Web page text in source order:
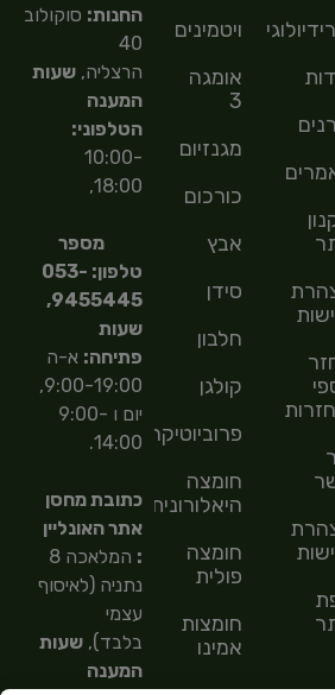
ויטמינים
אומגה
3
מגנזיום
כורכום
אבץ
סידן
חלבון
קולגן
פרוביוטיקה
חומצה
היאלורונית
חומצה
פולית
חומצות
אמינו
החנות: סוקולוב
40
הרצליה,שעות
המענה
הטלפוני:
10:00-
18:00,
מספר
טלפון: 053-
9455445,
שעות
פתיחה: א-ה
9:00-19:00,
יום ו 9:00-
14:00.
כתובת מחסן
אתר האונליין
:
המלאכה 8
נתניה (לאיסוף
עצמי
בלבד),שעות
המענה